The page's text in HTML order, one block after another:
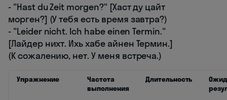
- "Hast du Zeit morgen?" [Хаст ду цайт
морген?] (У тебя есть время завтра?)
- "Leider nicht. Ich habe einen Termin."
[Лайдер нихт. Ихь хабе айнен Термин.]
(К сожалению, нет. У меня встреча.)
Упражнение
Частота
выполнения
Длительность